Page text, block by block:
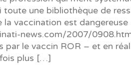
toute une bibliothèque de
la vaccination est dangereuse
news.com/2007/
par le vaccin ROR – et en
plus […]